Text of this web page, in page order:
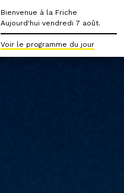
Bienvenue à la Friche
Aujourd'hui vendredi 7 août.
Voir le programme du jour